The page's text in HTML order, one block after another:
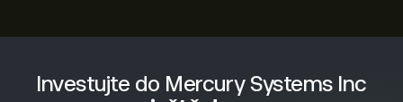
Investujte do Mercury Systems Inc